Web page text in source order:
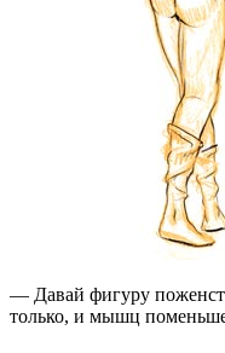
— Давай фигуру
только, и мышц